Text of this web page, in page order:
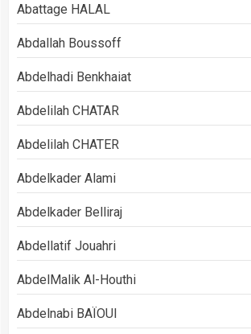
Abattage HALAL
Abdallah Boussoff
Abdelhadi Benkhaiat
Abdelilah CHATAR
Abdelilah CHATER
Abdelkader Alami
Abdelkader Belliraj
Abdellatif Jouahri
AbdelMalik Al-Houthi
Abdelnabi BAÏOUI